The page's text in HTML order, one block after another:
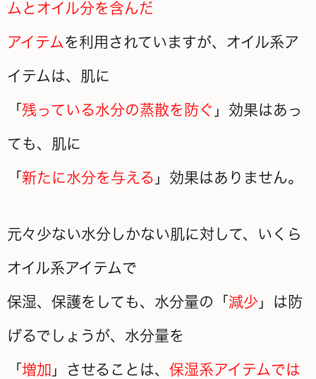
ムとオイル分を含んだ
アイテムを利用されていますが、オイル系ア
イテムは、肌に
「 残っている水分の蒸散を防ぐ 」効果はあっ
ても、肌に
「 新たに水分を与える 」効果はありません。
元々少ない水分しかない肌に対して、いくら
オイル系アイテムで
保湿、保護をしても、水分量の「 減少 」は防
げるでしょうが、水分量を
「 増加 」させることは、 保湿系アイテムでは